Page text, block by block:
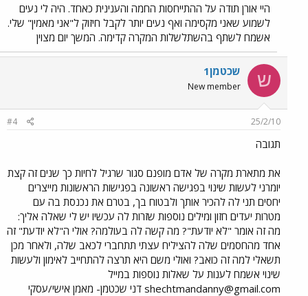
היי אורן תודה על ההתייחסות החמה והענינית כאחד. היה לי נעים
לשמוע שאני מקסימה ואף נעים יותר לקבל חיזוק ל"אני מאמין" שלי.
אשמח לשתף בהשתלשלות המקרה קדימה. המשך יום מצוין
ש שכטמן1
New member
25/2/10
#4
תגובה
את מתארת מקרה של אדם מופנם סגור שרגיל לחיות כך שנים זה קצת
יומרני לעשות שינוי בפגישה ראשונה בפגישות הראשונות מייצרים
יחסים תני לה להכיר אותך ולבטוח בך, בטרם את נכנסת בה עם
מטרות יעדים חזון ומילים נוספות שזרות לה עכשיו יש לי שאלה אליך:
מה זה אומר "לא יודעת"? מה קשה לה בעולמה? אולי ה"לא יודעת" זה
אחד מהחסמים שלה להציליח עצתי תתחברי לכאב שלה, ולאחר מכן
תשאלי למה זה כואב? ואולי משם היא תרצה להתחייב לאימון ולעשות
שינוי אשמח לענות על שאלות נוספות במייל
shechtmandanny@gmail.com דני שכטמן- מאמן אישי/עסקי